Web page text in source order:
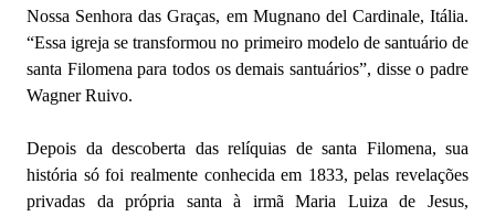
Nossa Senhora das Graças, em Mugnano del Cardinale, Itália.
“Essa igreja se transformou no primeiro modelo de santuário de
santa Filomena para todos os demais santuários”, disse o padre
Wagner Ruivo.
Depois da descoberta das relíquias de santa Filomena, sua
história só foi realmente conhecida em 1833, pelas revelações
privadas da própria santa à irmã Maria Luiza de Jesus,